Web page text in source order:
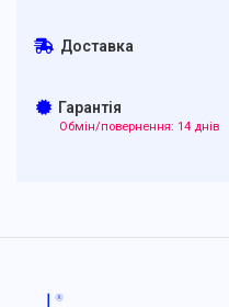
Доставка
Гарантія
Обмін/повернення: 14 днів